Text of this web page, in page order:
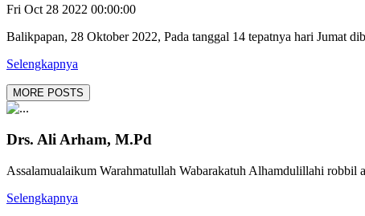
Fri Oct 28 2022 00:00:00
Balikpapan, 28 Oktober 2022, Pada tanggal 14 tepatnya hari Jumat
Selengkapnya
MORE POSTS
Drs. Ali Arham, M.Pd
Assalamualaikum Warahmatullah Wabarakatuh Alhamdulillahi
Selengkapnya